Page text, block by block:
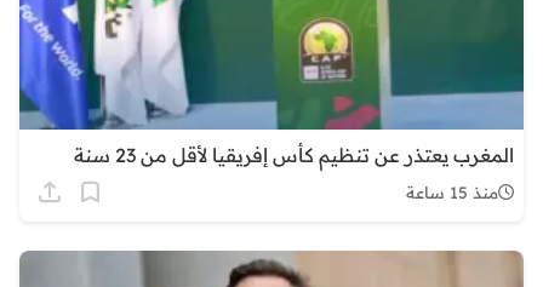
المغرب يعتذر عن تنظيم كأس إفريقيا لأقل من 23 سنة
منذ 15 ساعة